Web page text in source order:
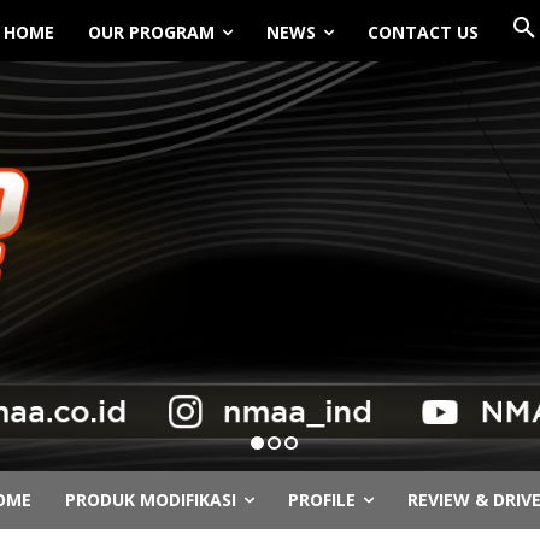
HOME OUR PROGRAM NEWS CONTACT US
PRODUK MODIFIKASI PROFILE REVIEW & DRIVE